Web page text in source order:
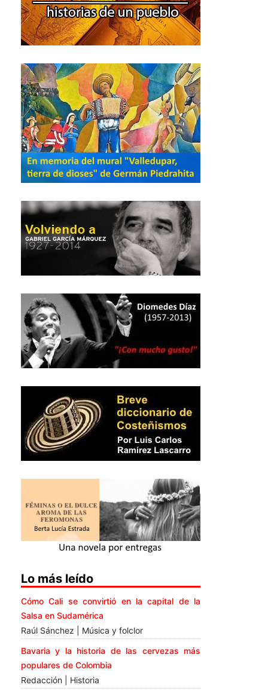
Lo más leído
Cómo Cali se convirtió en la capital de la
Salsa en Sudamérica
Raúl Sánchez | Música y folclor
Bavaria y la historia de las cervezas más
populares de Colombia
Redacción | Historia